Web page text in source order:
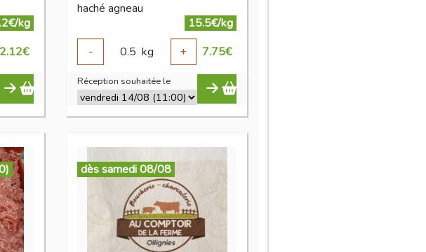
kg
2.12€
haché agneau
15.5€/kg
-
0.5 kg + 7.75€
Réception souhaitée le
dès samedi 08/08